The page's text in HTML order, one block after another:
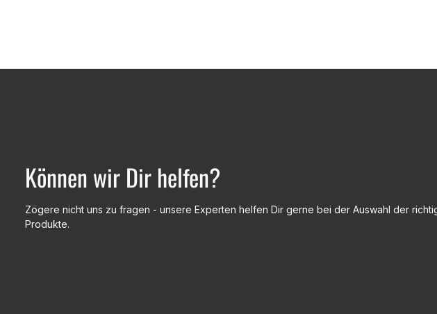
Können wir Dir helfen?
Zögere nicht uns zu fragen - unsere Experten helfen Dir gerne bei der Auswahl der
Produkte.